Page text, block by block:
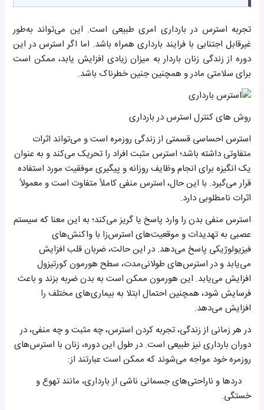
تجربه استرس در بارداری امری طبیعی است. این می‌تواند به‌طور
غیرقابل اجتنابی با فرایند بارداری همراه باشد. اما اگر استرس در این
دوره از زندگی زنان باردار به میزان زیادی افزایش یابد، ممکن است
برای سلامتی مادر و همچنین جنین خطرناک باشد.
روش های کنترل استرس در بارداری
استرس احساسی قسمتی از زندگی روزمره است و می‌تواند اثرات
متفاوتی داشته باشد؛ استرس مثبت افراد را تحریک می‌کند و به عنوان
یک انگیزه برای انجام وظایف روزانه و پیگیری موفقیت مورد استفاده
قرار می‌گیرد. با این حال، استرس منفی کاملاً متفاوت است و معمولاً
اثرات نامطلوبی دارد.
استرس منفی بدن را وارد پاسخ یا گریز می‌کند؛ به این معنا که سیستم
عصبی به تهدیدات و موقعیت‌های استرس‌زا با واکنش‌های
فیزیولوژیکی پاسخ می‌دهد. در این حالت، ضربان قلب افزایش
می‌یابد و در استرس‌های طولانی‌مدت، سطح هورمون کورتیزول
افزایش می‌یابد. این هورمون ممکن است به بدن ضربه بزند و باعث
فرسایش شود، همچنین احتمال ابتلا به بیماری‌های مختلف را
افزایش می‌دهد.
در هر زمانی از زندگی، تجربه کردن استرس، چه مثبت و چه منفی، در
دوران بارداری نیز طبیعی است. در طول این دوره، زنان با استرس‌های
روزمره خود مواجه می‌شوند که ممکن است عبارتند از:
دردها و ناراحتی‌های جسمانی ناشی از بارداری، مانند تهوع و
خستگی.